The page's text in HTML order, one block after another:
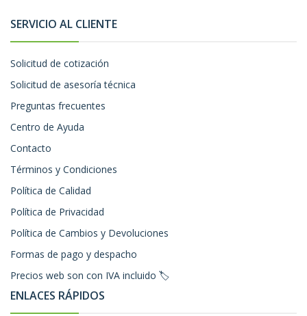
SERVICIO AL CLIENTE
Solicitud de cotización
Solicitud de asesoría técnica
Preguntas frecuentes
Centro de Ayuda
Contacto
Términos y Condiciones
Política de Calidad
Política de Privacidad
Política de Cambios y Devoluciones
Formas de pago y despacho
Precios web son con IVA incluido 🏷️
ENLACES RÁPIDOS